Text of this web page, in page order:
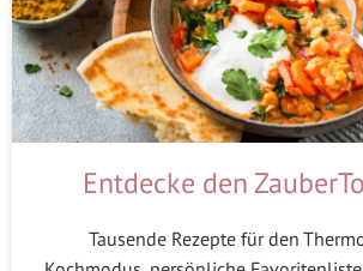
Entdecke den
Tausende Rezepte für den